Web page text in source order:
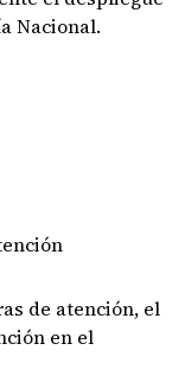
Nacional.
de atención, el
en el